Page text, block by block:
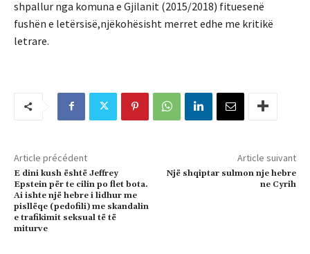
shpallur nga komuna e Gjilanit (2015/2018) fituesenë
fushën e letërsisë,njëkohësisht merret edhe me kritikë
letrare.
Article précédent
E dini kush është Jeffrey
Epstein për te cilin po flet bota.
Ai ishte një hebre i lidhur me
pisllëqe (pedofili) me skandalin
e trafikimit seksual të të
miturve
Article suivant
Një shqiptar sulmon nje hebre
ne Cyrih